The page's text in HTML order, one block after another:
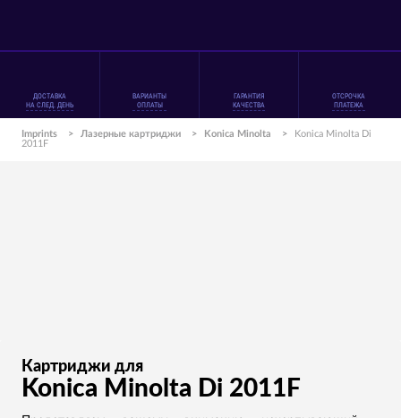
ДОСТАВКА
НА СЛЕД. ДЕНЬ
ВАРИАНТЫ
ОПЛАТЫ
ГАРАНТИЯ
КАЧЕСТВА
ОТСРОЧКА
ПЛАТЕЖА
Imprints > Лазерные картриджи > Konica Minolta >
Konica Minolta Di
2011F
Картриджи для
Konica Minolta Di 2011F